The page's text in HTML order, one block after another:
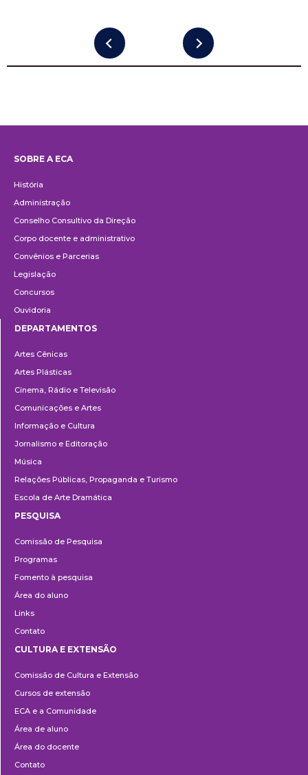
SOBRE A ECA
História
Administração
Conselho Consultivo da Direção
Corpo docente e administrativo
Convênios e Parcerias
Legislação
Concursos
Ouvidoria
DEPARTAMENTOS
Artes Cênicas
Artes Plásticas
Cinema, Rádio e Televisão
Comunicações e Artes
Informação e Cultura
Jornalismo e Editoração
Música
Relações Públicas, Propaganda e Turismo
Escola de Arte Dramática
PESQUISA
Comissão de Pesquisa
Programas
Fomento à pesquisa
Área do aluno
Links
Contato
e
Extensão
CULTURA E EXTENSÃO
Comissão de Cultura e Extensão
Cursos de extensão
ECA e a Comunidade
Área de aluno
Área do docente
Contato